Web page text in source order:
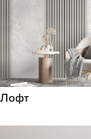
Лофт